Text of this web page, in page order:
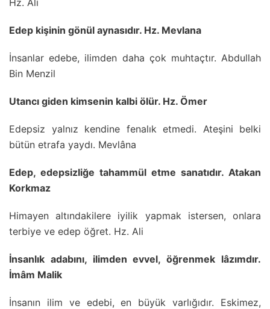
Edep kişinin gönül aynasıdır. Hz. Mevlana
İnsanlar edebe, ilimden daha çok muhtaçtır. Abdullah
Bin Menzil
Utancı giden kimsenin kalbi ölür. Hz. Ömer
Edepsiz yalnız kendine fenalık etmedi. Ateşini belki
bütün etrafa yaydı. Mevlâna
Edep, edepsizliğe tahammül etme sanatıdır. Atakan
Korkmaz
Himayen altındakilere iyilik yapmak istersen, onlara
terbiye ve edep öğret. Hz. Ali
İnsanlık adabını, ilimden evvel, öğrenmek lâzımdır.
İmâm Malik
İnsanın ilim ve edebi, en büyük varlığıdır. Eskimez,